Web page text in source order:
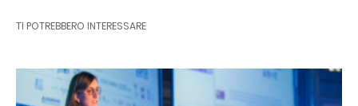
TI POTREBBERO INTERESSARE